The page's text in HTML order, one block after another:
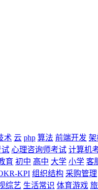
术 云 php 算法 前端开发 架
试 心理咨询师考试 计算机
育 初中 高中 大学 小学 客
KPI 组织结构 采购管理
综艺 生活常识 体育游戏